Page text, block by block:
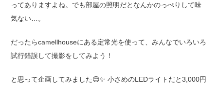
ってありますよね。でも部屋の照明だとなんかのっぺりして味
気ない…。
だったらcamellhouseにある定常光を使って、みんなでいろいろ
試行錯誤して撮影をしてみよう！
と思って企画してみました😊✨ 小さめのLEDライトだと3,000円